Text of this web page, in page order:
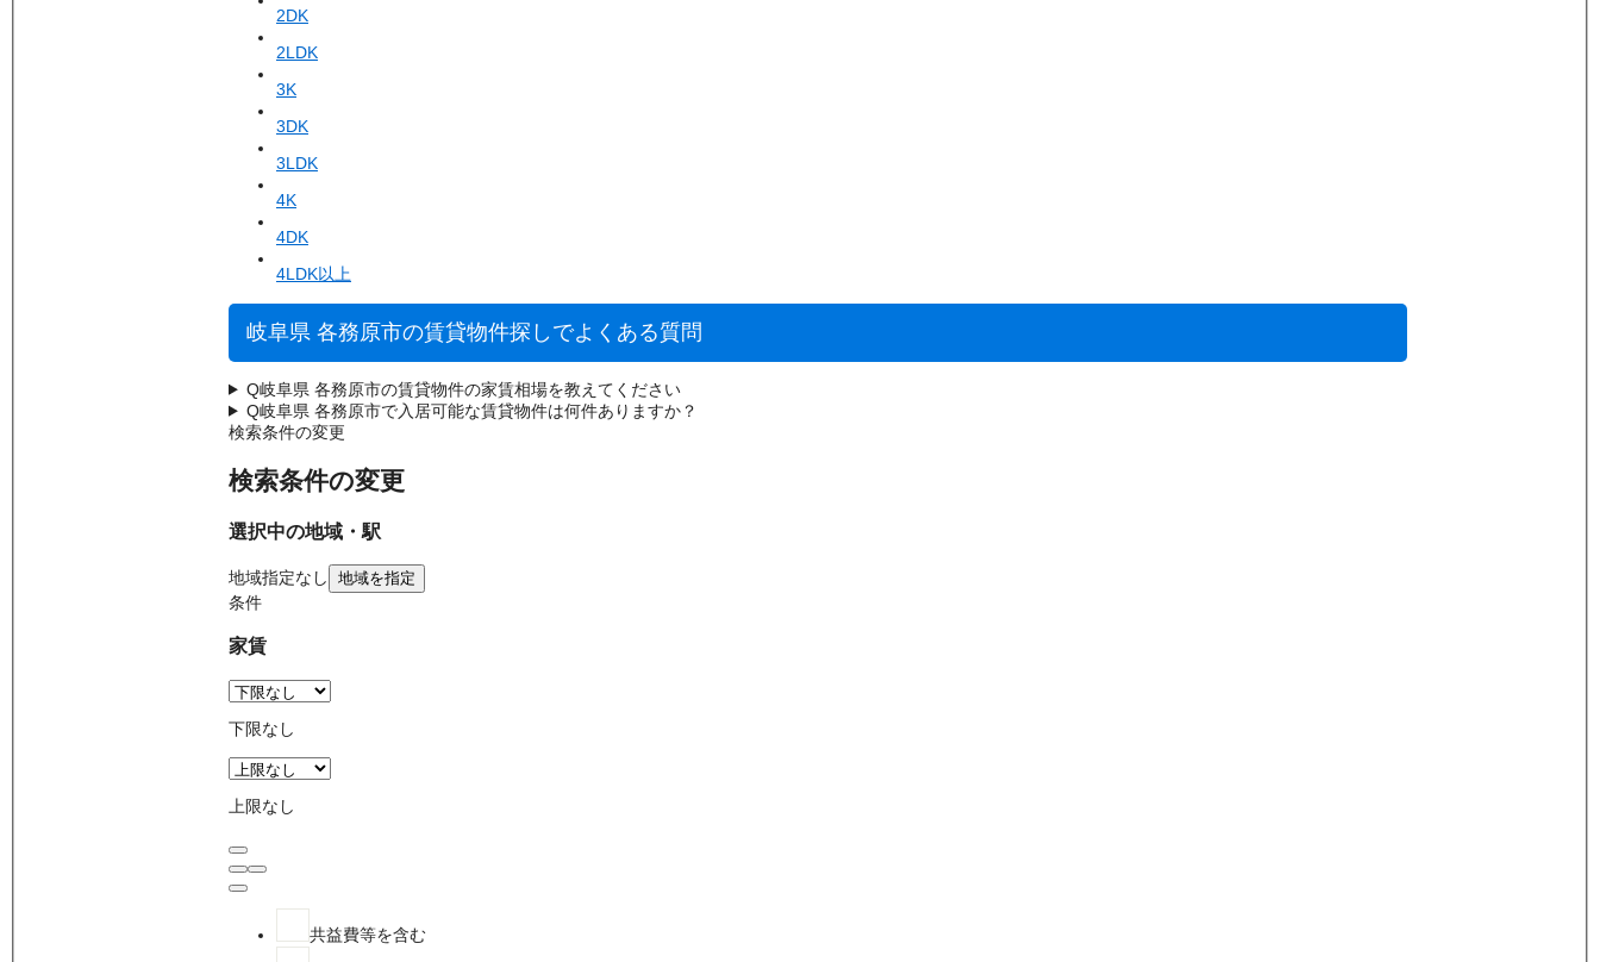
2DK
2LDK
3K
3DK
3LDK
4K
4DK
4LDK以上
岐阜県 各務原市の賃貸物件探しでよくある質問
Q岐阜県 各務原市の賃貸物件の家賃相場を教えてください
Q岐阜県 各務原市で入居可能な賃貸物件は何件ありますか？
検索条件の変更
検索条件の変更
選択中の地域・駅
地域指定なし 地域を指定
条件
家賃
下限なし
上限なし
共益費等を含む